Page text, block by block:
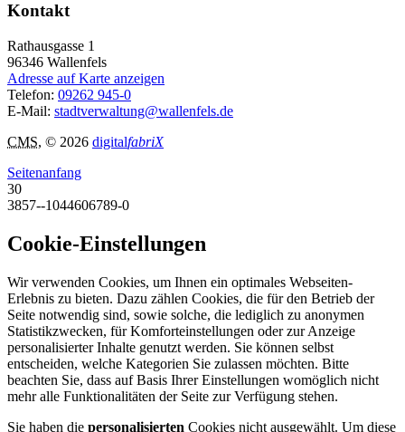
Kontakt
Rathausgasse 1
96346 Wallenfels
Adresse auf Karte anzeigen
Telefon: 09262 945-0
E-Mail: stadtverwaltung@wallenfels.de
CMS, © 2026 digitalfabriX
Seitenanfang
30
3857--1044606789-0
Cookie-Einstellungen
Wir verwenden Cookies, um Ihnen ein optimales Webseiten-
Erlebnis zu bieten. Dazu zählen Cookies, die für den Betrieb der
Seite notwendig sind, sowie solche, die lediglich zu anonymen
Statistikzwecken, für Komforteinstellungen oder zur Anzeige
personalisierter Inhalte genutzt werden. Sie können selbst
entscheiden, welche Kategorien Sie zulassen möchten. Bitte
beachten Sie, dass auf Basis Ihrer Einstellungen womöglich nicht
mehr alle Funktionalitäten der Seite zur Verfügung stehen.
Sie haben die personalisierten Cookies nicht ausgewählt. Um diese